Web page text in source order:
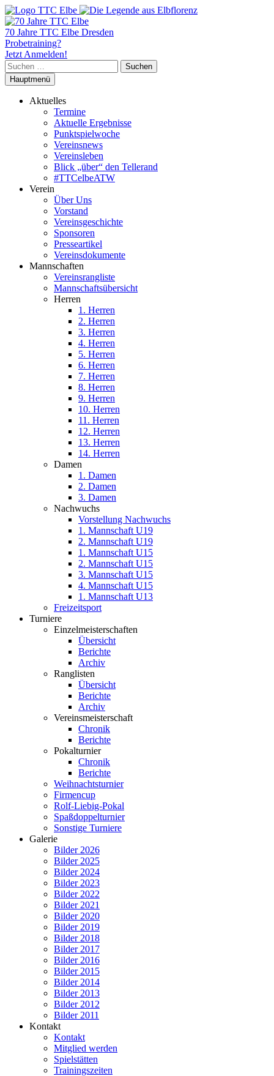
70 Jahre TTC Elbe Dresden
Probetraining?
Jetzt Anmelden!
Suchen
nach:
Hauptmenü
Aktuelles
Termine
Aktuelle Ergebnisse
Punktspielwoche
Vereinsnews
Vereinsleben
Blick „über“ den Tellerand
#TTCelbeATW
Verein
Über Uns
Vorstand
Vereinsgeschichte
Sponsoren
Presseartikel
Vereinsdokumente
Mannschaften
Vereinsrangliste
Mannschaftsübersicht
Herren
1. Herren
2. Herren
3. Herren
4. Herren
5. Herren
6. Herren
7. Herren
8. Herren
9. Herren
10. Herren
11. Herren
12. Herren
13. Herren
14. Herren
Damen
1. Damen
2. Damen
3. Damen
Nachwuchs
Vorstellung Nachwuchs
1. Mannschaft U19
2. Mannschaft U19
1. Mannschaft U15
2. Mannschaft U15
3. Mannschaft U15
4. Mannschaft U15
1. Mannschaft U13
Freizeitsport
Turniere
Einzelmeisterschaften
Übersicht
Berichte
Archiv
Ranglisten
Übersicht
Berichte
Archiv
Vereinsmeisterschaft
Chronik
Berichte
Pokalturnier
Chronik
Berichte
Weihnachtsturnier
Firmencup
Rolf-Liebig-Pokal
Spaßdoppelturnier
Sonstige Turniere
Galerie
Bilder 2026
Bilder 2025
Bilder 2024
Bilder 2023
Bilder 2022
Bilder 2021
Bilder 2020
Bilder 2019
Bilder 2018
Bilder 2017
Bilder 2016
Bilder 2015
Bilder 2014
Bilder 2013
Bilder 2012
Bilder 2011
Kontakt
Kontakt
Mitglied werden
Spielstätten
Trainingszeiten